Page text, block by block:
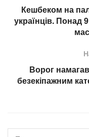
Кешбеком на
українців. Понад
Ворог
безекіпажним